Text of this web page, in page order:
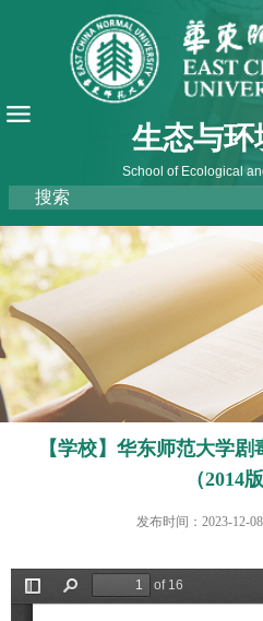
生态与环
School of Ecological
【学校】华东师范大学
（2014
发布时间：2023-12-08